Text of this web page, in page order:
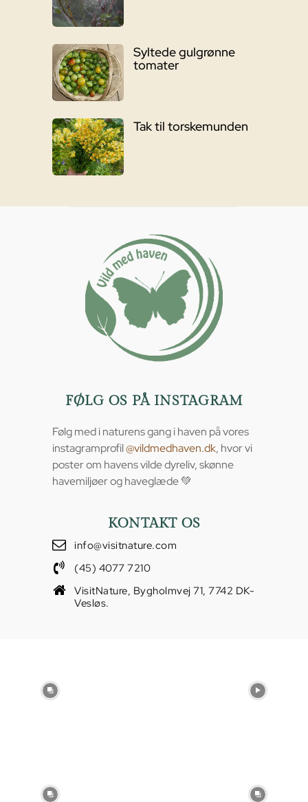
Syltede gulgrønne
tomater
Tak til torskemunden
FØLG OS PÅ INSTAGRAM
Følg med i naturens gang i haven på vores
instagramprofil@vildmedhaven.dk, hvor vi
poster om havens vilde dyreliv, skønne
havemiljøer og haveglæde 💚
KONTAKT OS
info@visitnature.com
(45) 4077 7210
VisitNature, Bygholmvej 71, 7742 DK-
Vesløs.